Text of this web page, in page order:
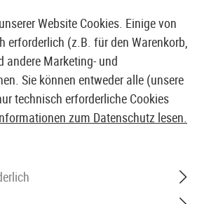
AIRSOFT SHOP & GROßHÄNDLER
Website Cookies. Einige von
erforderlich (z.B. für den Warenkorb,
andere Marketing- und
Sie können entweder alle (unsere
technisch erforderliche Cookies
zum Datenschutz lesen.